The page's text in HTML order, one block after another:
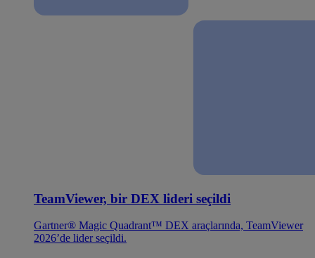
TeamViewer, bir DEX lideri seçildi
Gartner® Magic Quadrant™ DEX araçlarında, TeamViewer
2026’de lider seçildi.